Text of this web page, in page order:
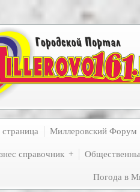
страница Миллеровский Форум
справочник
Погода в